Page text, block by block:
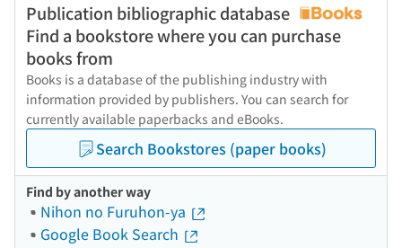
Publication bibliographic database
Find a bookstore where you can purchase
books from
Books is a database of the publishing industry with
information provided by publishers. You can search for
currently available paperbacks and eBooks.
Search Bookstores (paper books)
Find by another way
Nihon no Furuhon-ya
Google Book Search